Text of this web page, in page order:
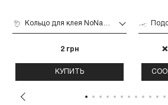
2 грн
КУПИТЬ